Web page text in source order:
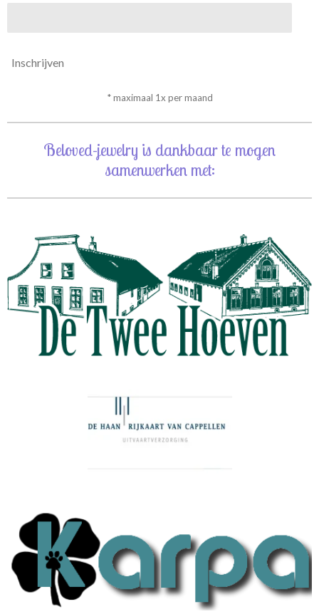
Inschrijven
* maximaal 1x per maand
Beloved-jewelry is dankbaar te mogen
samenwerken met: